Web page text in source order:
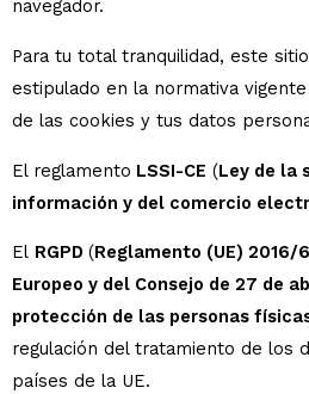
navegador.
Para tu total tranquilidad, este
estipulado en la normativa
de las cookies y tus datos
El reglamento LSSI-CE (Ley de la
información y del comercio
El RGPD (Reglamento (UE)
Europeo y del Consejo de 27 de
protección de las personas
regulación del tratamiento de los
países de la UE.